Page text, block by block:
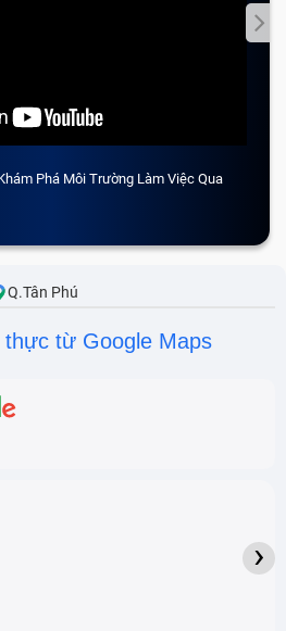
Phá Môi Trường Làm Việc Qua
Q.Tân Phú
từ Google Maps
›